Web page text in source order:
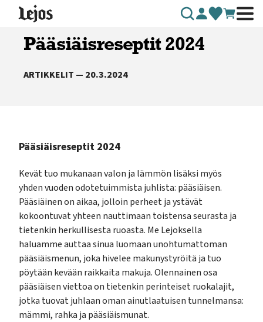
Siirry sisältöön
Pääsiäisreseptit 2024
ARTIKKELIT — 20.3.2024
Pääsiäisreseptit 2024
Kevät tuo mukanaan valon ja lämmön lisäksi myös
yhden vuoden odotetuimmista juhlista: pääsiäisen.
Pääsiäinen on aikaa, jolloin perheet ja ystävät
kokoontuvat yhteen nauttimaan toistensa seurasta ja
tietenkin herkullisesta ruoasta. Me Lejoksella
haluamme auttaa sinua luomaan unohtumattoman
pääsiäismenun, joka hivelee makunystyröitä ja tuo
pöytään kevään raikkaita makuja. Olennainen osa
pääsiäisen viettoa on tietenkin perinteiset ruokalajit,
jotka tuovat juhlaan oman ainutlaatuisen tunnelmansa:
mämmi, rahka ja pääsiäismunat.